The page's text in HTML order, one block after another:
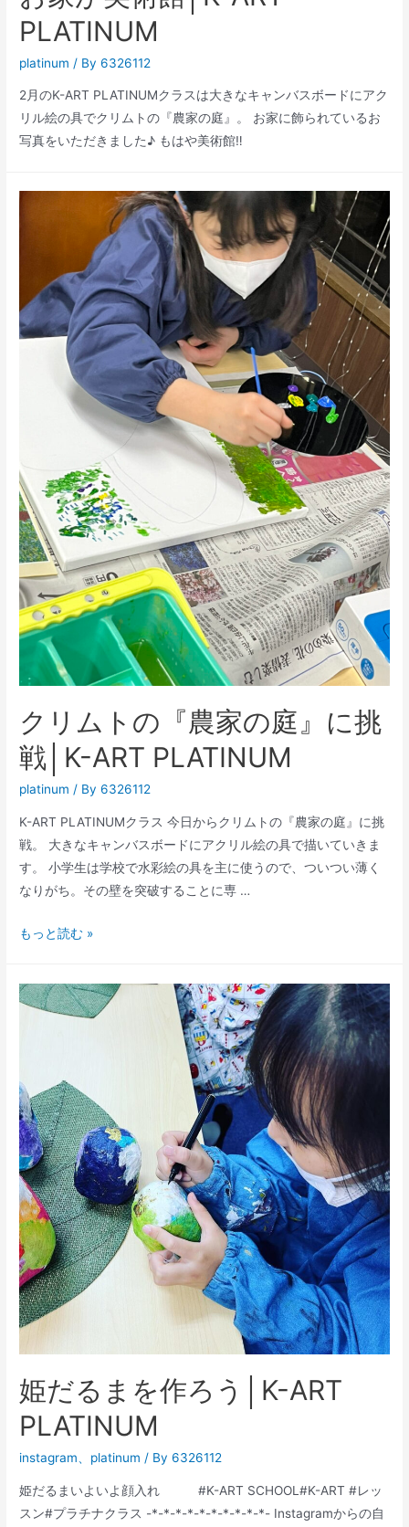
PLATINUM
platinum / By6326112
2月のK-ART PLATINUMクラスは大きなキャンバスボードにアク
リル絵の具でクリムトの『農家の庭』。 お家に飾られているお
写真をいただきました♪ もはや美術館‼️
クリムトの『農家の庭』に挑
戦│K-ART PLATINUM
platinum / By6326112
K-ART PLATINUMクラス 今日からクリムトの『農家の庭』に挑
戦。 大きなキャンバスボードにアクリル絵の具で描いていきま
す。 小学生は学校で水彩絵の具を主に使うので、ついつい薄く
なりがち。その壁を突破することに専 …
ク
ト
の
庭』
に
挑
戦
│K-
ART
PLATINUM
もっと読む »
姫だるまを作ろう│K-ART
PLATINUM
instagram platinum / By6326112
姫だるまいよいよ顔入れ #K-ART SCHOOL#K-ART #レッ
スン#プラチナクラス -*-*-*-*-*-*-*-*-*-*- Instagramからの自